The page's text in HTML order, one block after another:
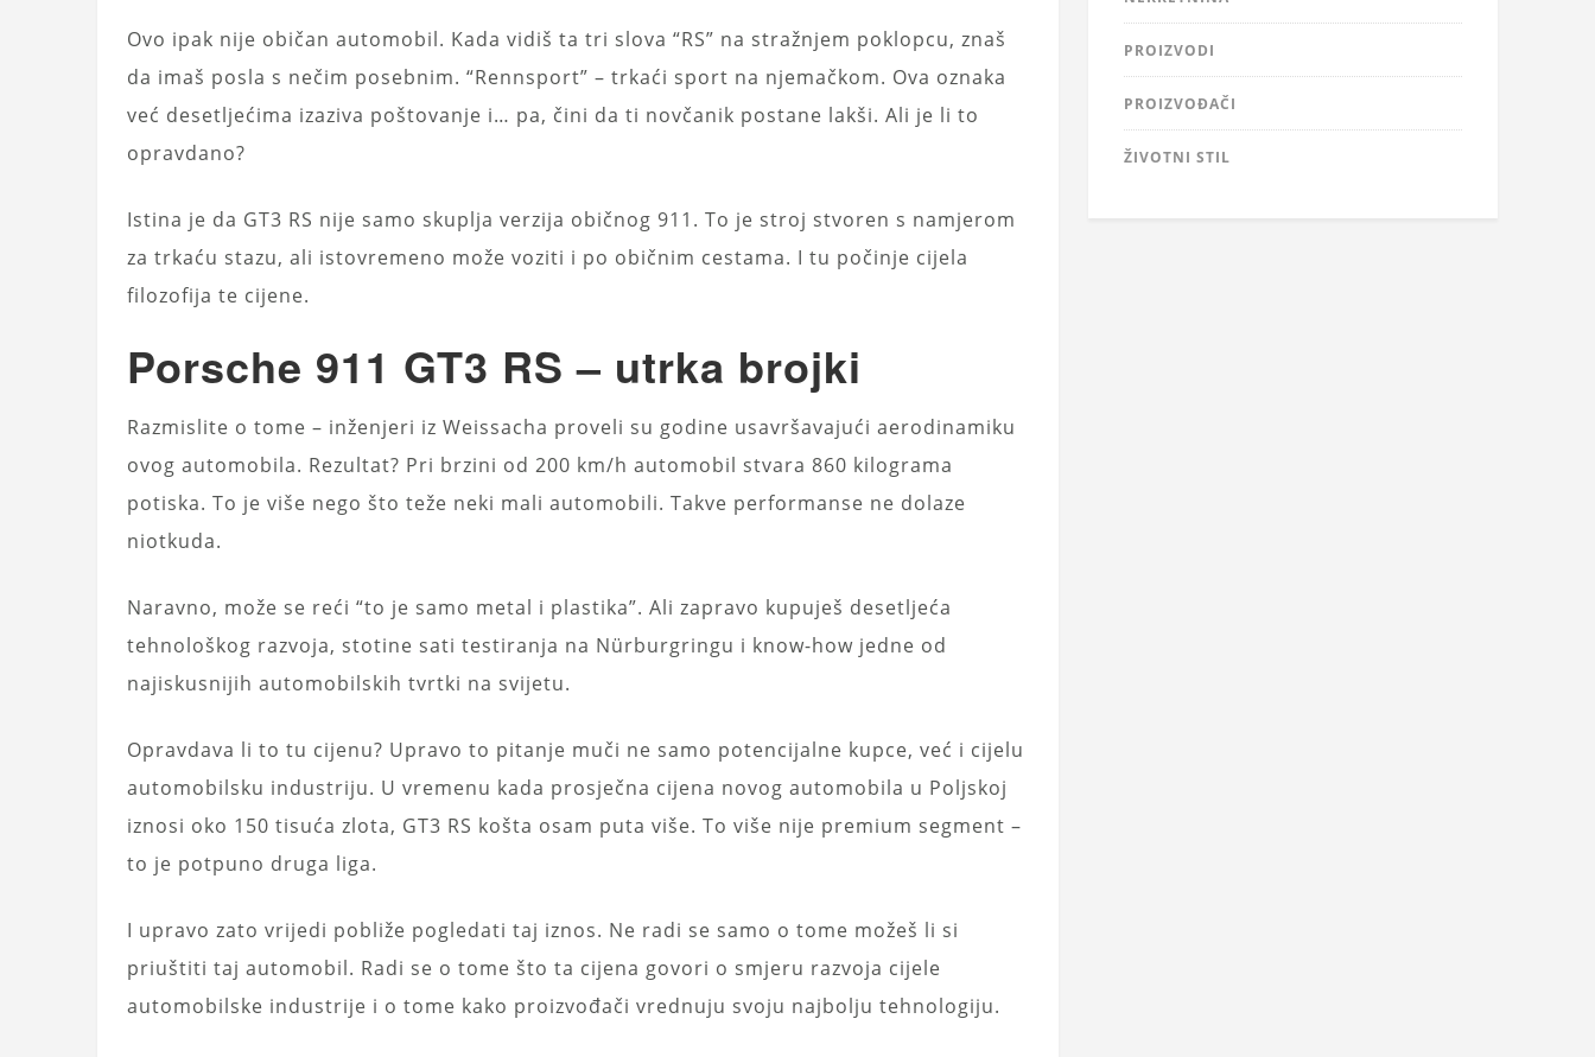
Ovo ipak nije običan automobil. Kada vidiš ta tri slova “RS” na stražnjem poklopcu, znaš
da imaš posla s nečim posebnim. “Rennsport” – trkaći sport na njemačkom. Ova oznaka
već desetljećima izaziva poštovanje i… pa, čini da ti novčanik postane lakši. Ali je li to
opravdano?
Istina je da GT3 RS nije samo skuplja verzija običnog 911. To je stroj stvoren s namjerom
za trkaću stazu, ali istovremeno može voziti i po običnim cestama. I tu počinje cijela
filozofija te cijene.
Porsche 911 GT3 RS – utrka brojki
Razmislite o tome – inženjeri iz Weissacha proveli su godine usavršavajući aerodinamiku
ovog automobila. Rezultat? Pri brzini od 200 km/h automobil stvara 860 kilograma
potiska. To je više nego što teže neki mali automobili. Takve performanse ne dolaze
niotkuda.
Naravno, može se reći “to je samo metal i plastika”. Ali zapravo kupuješ desetljeća
tehnološkog razvoja, stotine sati testiranja na Nürburgringu i know-how jedne od
najiskusnijih automobilskih tvrtki na svijetu.
Opravdava li to tu cijenu? Upravo to pitanje muči ne samo potencijalne kupce, već i cijelu
automobilsku industriju. U vremenu kada prosječna cijena novog automobila u Poljskoj
iznosi oko 150 tisuća zlota, GT3 RS košta osam puta više. To više nije premium segment –
to je potpuno druga liga.
I upravo zato vrijedi pobliže pogledati taj iznos. Ne radi se samo o tome možeš li si
priuštiti taj automobil. Radi se o tome što ta cijena govori o smjeru razvoja cijele
automobilske industrije i o tome kako proizvođači vrednuju svoju najbolju tehnologiju.
PROIZVODI
PROIZVOĐAČI
ŽIVOTNI STIL